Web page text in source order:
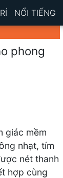
NỔI TIẾNG
phong
giác mềm
nhạt, tím
nét thanh
hợp cùng